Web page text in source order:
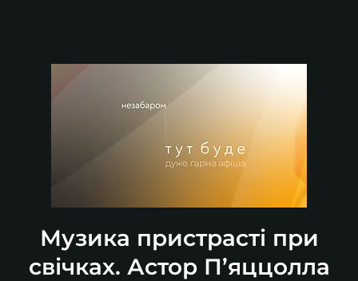
Музика пристрасті при
свічках. Астор П’яццолла